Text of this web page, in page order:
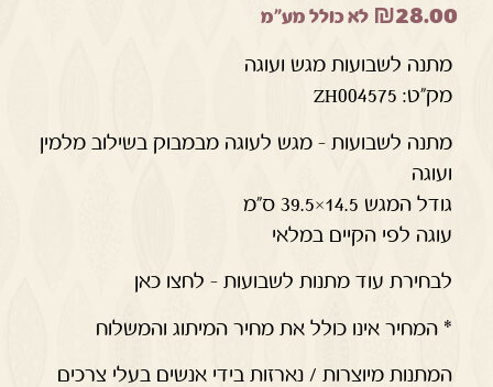
₪28.00 לא כולל מע"מ
מתנה לשבועות מגש ועוגה
מק”ט: ZH004575
מתנה לשבועות – מגש לעוגה מבמבוק בשילוב מלמין
ועוגה
גודל המגש 14.5×39.5 ס"מ
עוגה לפי הקיים במלאי
לבחירת עוד מתנות לשבועות – לחצו כאן
* המחיר אינו כולל את מחיר המיתוג והמשלוח
המתנות מיוצרות / נארזות בידי אנשים בעלי צרכים